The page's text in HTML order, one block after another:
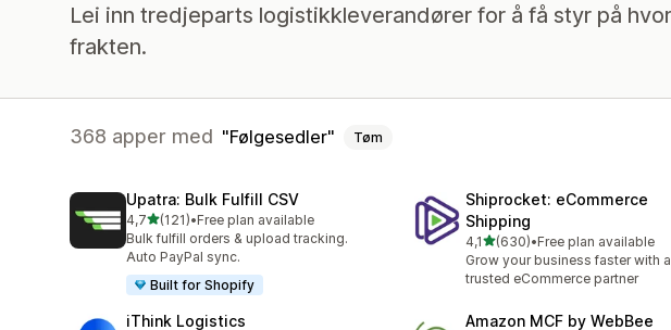
Lei inn tredjeparts logistikkleverandører for å få styr på
frakten.
368 apper med Følgesedler Tøm
Upatra: Bulk Fulfill CSV
4,7av 5 stjerner
(121)
Totalt 121 omtaler
•Free plan available
Bulk fulfill orders & upload tracking.
Auto PayPal sync.
Built for Shopify
Shiprocket: eCommerce
Shipping
4,1av 5 stjerner
(630)
Totalt 630 omtaler
•Free plan available
Grow your business faster with a
trusted eCommerce partner
iThink Logistics Amazon MCF by WebBee